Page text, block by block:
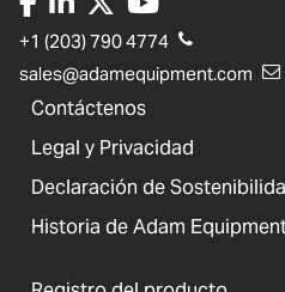
+1 (203) 790 4774
sales@adamequipment.com
Contáctenos
Legal y Privacidad
Declaración de
Historia de Adam